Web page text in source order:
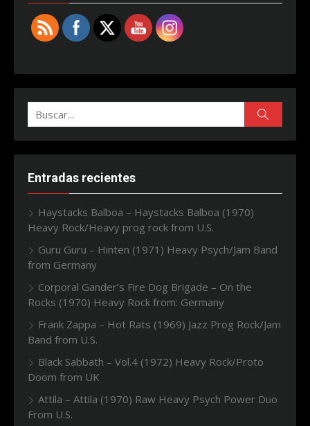
Buscar:
Entradas recientes
Haystacks Balboa – Haystacks Balboa (1970)
Heavy Rock/Heavy prog rock from U.S.
Guru Guru – Hinten (1971) Heavy Psych/Jam Band
from Germany
Corporal Gander’s Fire Dog Brigade – On the
Rocks (1970) Heavy Rock from: Germany
Frank Zappa – Hot Rats (1969) Jazz Prog Rock/Jam
Band from U.S.
Black Sabbath – Vol.4 (1972) Heavy Rock/Proto
Doom from UK
Attila – Attila (1970) Raw Heavy Psych Power Duo
From U.S.